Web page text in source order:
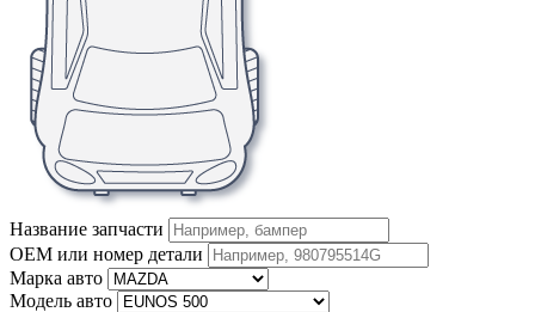
Название запчасти
OEM или номер детали
Марка авто
Модель авто